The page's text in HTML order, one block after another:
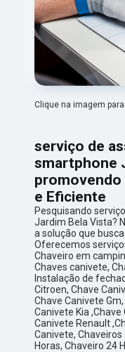
Clique na imagem
serviço de
smartphone
promovendo
e Eficiente
Pesquisando
Jardim Bela Vista?
a solução que
Oferecemos
Chaveiro em
Chaves canivete,
Instalação de
Citroen, Chave
Chave Canivete
Canivete Kia
Canivete Renault
Canivete, Chaveiros
Horas, Chaveiro 24